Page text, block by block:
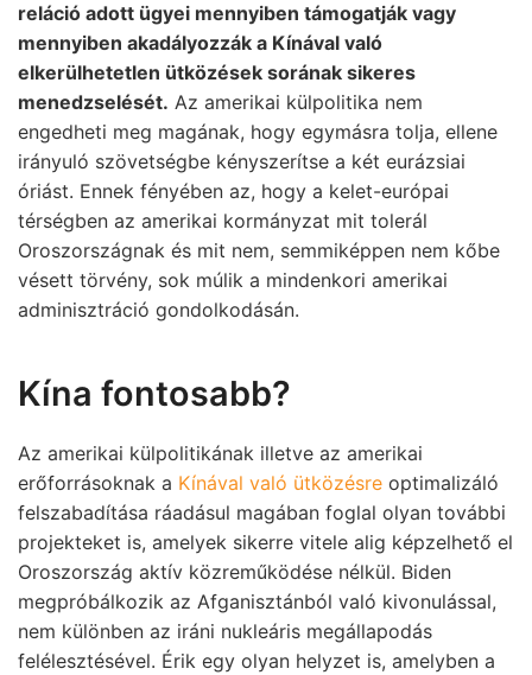
reláció adott ügyei mennyiben támogatják vagy
mennyiben akadályozzák a Kínával való
elkerülhetetlen ütközések sorának sikeres
menedzselését. Az amerikai külpolitika nem
engedheti meg magának, hogy egymásra tolja, ellene
irányuló szövetségbe kényszerítse a két eurázsiai
óriást. Ennek fényében az, hogy a kelet-európai
térségben az amerikai kormányzat mit tolerál
Oroszországnak és mit nem, semmiképpen nem kőbe
vésett törvény, sok múlik a mindenkori amerikai
adminisztráció gondolkodásán.
Kína fontosabb?
Az amerikai külpolitikának illetve az amerikai
erőforrásoknak a Kínával való ütközésre optimalizáló
felszabadítása ráadásul magában foglal olyan további
projekteket is, amelyek sikerre vitele alig képzelhető el
Oroszország aktív közreműködése nélkül. Biden
megpróbálkozik az Afganisztánból való kivonulással,
nem különben az iráni nukleáris megállapodás
felélesztésével. Érik egy olyan helyzet is, amelyben a